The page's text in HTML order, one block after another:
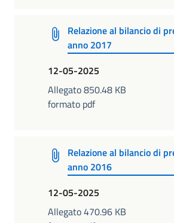
Relazione al bilancio di
anno 2017
12-05-2025
Allegato 850.48 KB
formato pdf
Relazione al bilancio di
anno 2016
12-05-2025
Allegato 470.96 KB